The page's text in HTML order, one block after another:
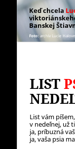
Keď chcela
Banskej
Foto:archív Lucie
LIST
List vám
v nedeľnej, už
ja, príbuzná
ja, vaša psia